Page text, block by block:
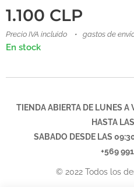
1.100 CLP
Precio IVA incluido gastos de
En stock
TIENDA ABIERTA DE LUNES A
HASTA
SABADO DESDE LAS
+569
© 2022 Todos los